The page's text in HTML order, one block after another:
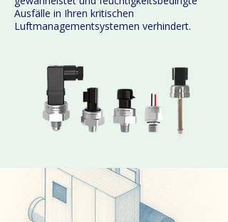
Ausfälle in Ihren kritischen
Luftmanagementsystemen verhindert.